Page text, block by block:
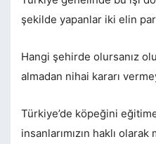
şekilde yapanlar iki elin
Hangi şehirde olursanız
almadan nihai kararı
Türkiye’de köpeğini
insanlarımızın haklı